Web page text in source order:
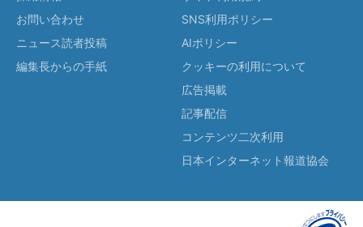
お問い合わせ
ニュース読者投稿
編集長からの手紙
SNS利用ポリシー
AIポリシー
クッキーの利用について
広告掲載
記事配信
コンテンツ二次利用
日本インターネット報道協会